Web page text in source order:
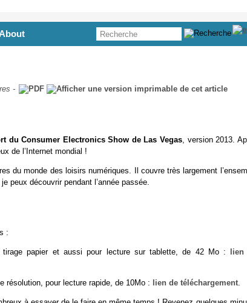
-
du Consumer Electronics Show de Las Vegas, version 2013.
de l’Internet mondial !
du monde des loisirs numériques. Il couvre très largement
peux découvrir pendant l’année passée.
:
papier et aussi pour lecture sur tablette, de 42 Mo :
résolution, pour lecture rapide, de 10Mo : lien de téléchargement